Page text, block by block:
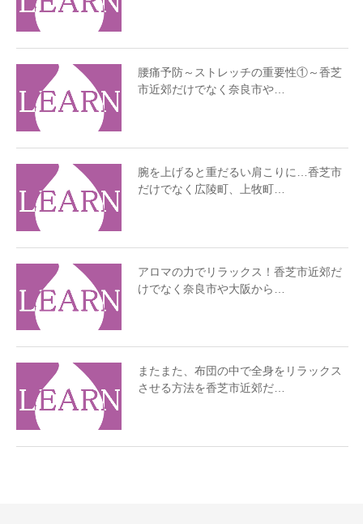
腰痛予防～ストレッチの重要性①～香芝
市近郊だけでなく奈良市や…
腕を上げると重だるい肩こりに…香芝市
だけでなく広陵町、上牧町…
アロマの力でリラックス！香芝市近郊だ
けでなく奈良市や大阪から…
またまた、布団の中で全身をリラックス
させる方法を香芝市近郊だ…